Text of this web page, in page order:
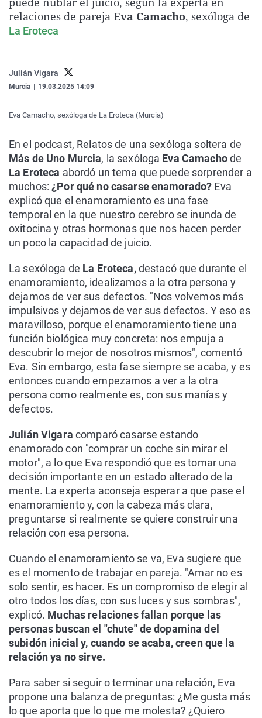
La rosa de los vientos
Caso
Extremadura
Virales
relaciones de pareja Eva Camacho, sexóloga de
La Eroteca
Julián Vigara
Murcia 19.03.2025 14:09
Eva Camacho, sexóloga de La Eroteca (Murcia)
En el podcast, Relatos de una sexóloga soltera de
Más de Uno Murcia, la sexóloga Eva Camachode
La Eroteca abordó un tema que puede sorprender a
muchos: ¿Por qué no casarse enamorado? Eva
explicó que el enamoramiento es una fase
temporal en la que nuestro cerebro se inunda de
oxitocina y otras hormonas que nos hacen perder
un poco la capacidad de juicio.
La sexóloga de La Eroteca,destacó que durante el
enamoramiento, idealizamos a la otra persona y
dejamos de ver sus defectos. "Nos volvemos más
impulsivos y dejamos de ver sus defectos. Y eso es
maravilloso, porque el enamoramiento tiene una
función biológica muy concreta: nos empuja a
descubrir lo mejor de nosotros mismos", comentó
Eva. Sin embargo, esta fase siempre se acaba, y es
entonces cuando empezamos a ver a la otra
persona como realmente es, con sus manías y
defectos.
Julián Vigara comparó casarse estando
enamorado con "comprar un coche sin mirar el
motor", a lo que Eva respondió que es tomar una
decisión importante en un estado alterado de la
mente. La experta aconseja esperar a que pase el
enamoramiento y, con la cabeza más clara,
preguntarse si realmente se quiere construir una
relación con esa persona.
Cuando el enamoramiento se va, Eva sugiere que
es el momento de trabajar en pareja. "Amar no es
solo sentir, es hacer. Es un compromiso de elegir al
otro todos los días, con sus luces y sus sombras",
explicó. Muchas relaciones fallan porque las
personas buscan el "chute" de dopamina del
subidón inicial y, cuando se acaba, creen que la
relación ya no sirve.
Para saber si seguir o terminar una relación, Eva
propone una balanza de preguntas: ¿Me gusta más
lo que aporta que lo que me molesta? ¿Quiero